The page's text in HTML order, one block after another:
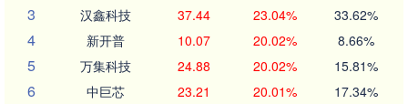
3 汉鑫科技 37.44 23.04% 33.62%
4 新开普 10.07 20.02% 8.66%
5 万集科技 24.88 20.02% 15.81%
6 中巨芯 23.21 20.01% 17.34%